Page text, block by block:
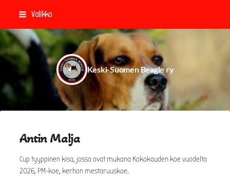
Siirry
sisältöön
Valikko
Keski-Suomen Beagle ry
Antin Malja
Cup tyyppinen kisa, jossa ovat mukana Kokokauden koe vuodelta
2026, PM-koe, kerhon mestaruuskoe.